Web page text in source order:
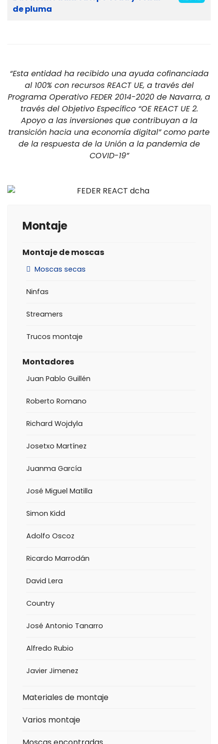
de pluma
“Esta entidad ha recibido una ayuda cofinanciada
al 100% con recursos REACT UE, a través del
Programa Operativo FEDER 2014-2020 de Navarra, a
través del Objetivo Específico “OE REACT UE 2.
Apoyo a las inversiones que contribuyan a la
transición hacia una economía digital” como parte
de la respuesta de la Unión a la pandemia de
COVID-19”
Montaje
Montaje de moscas
Moscas secas
Ninfas
Streamers
Trucos montaje
Montadores
Juan Pablo Guillén
Roberto Romano
Richard Wojdyla
Josetxo Martínez
Juanma García
José Miguel Matilla
Simon Kidd
Adolfo Oscoz
Ricardo Marrodán
David Lera
Country
José Antonio Tanarro
Alfredo Rubio
Javier Jimenez
Materiales de montaje
Varios montaje